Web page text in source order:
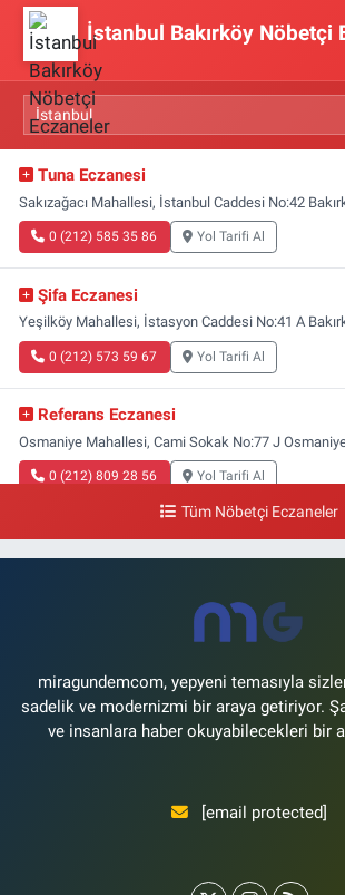
İstanbul Bakırköy Nöbetçi
Tuna Eczanesi
Sakızağacı Mahallesi, İstanbul Caddesi No:42
0 (212) 585 35 86 Yol Tarifi Al
Şifa Eczanesi
Yeşilköy Mahallesi, İstasyon Caddesi No:41 A
0 (212) 573 59 67 Yol Tarifi Al
Referans Eczanesi
Osmaniye Mahallesi, Cami Sokak No:77 J
0 (212) 809 28 56 Yol Tarifi Al
Bayraktar Eczanesi
Şenlikköy Mahallesi, Harman Sokak No:43 4B
Tüm Nöbetçi Eczaneler
miragundemcom, yepyeni temasıyla
sadelik ve modernizmi bir araya getiriyor.
ve insanlara haber okuyabilecekleri bir
[email protected]